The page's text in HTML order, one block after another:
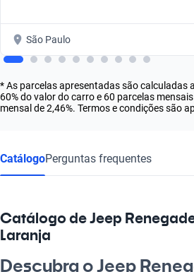
São Paulo
* As parcelas apresentadas são calculadas
60% do valor do carro e 60 parcelas
mensal de 2,46%. Termos e condições são
CatálogoPerguntas frequentes
Catálogo de Jeep
Laranja
Descubra o Jeep